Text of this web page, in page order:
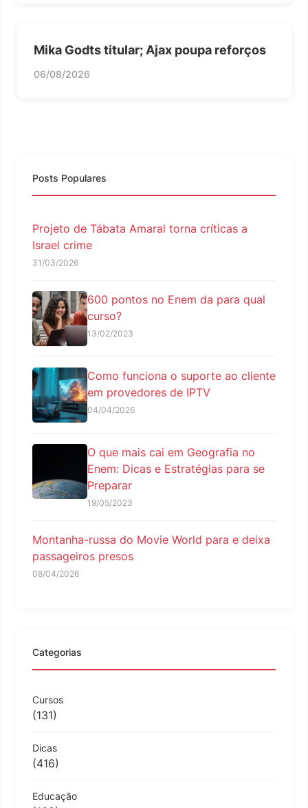
Mika Godts titular; Ajax poupa reforços
06/08/2026
Posts Populares
Projeto de Tábata Amaral torna críticas a
Israel crime
31/03/2026
600 pontos no Enem da para qual
curso?
13/02/2023
Como funciona o suporte ao cliente
em provedores de IPTV
04/04/2026
O que mais cai em Geografia no
Enem: Dicas e Estratégias para se
Preparar
19/05/2023
Montanha-russa do Movie World para e deixa
passageiros presos
08/04/2026
Categorias
Cursos
(131)
Dicas
(416)
Educação